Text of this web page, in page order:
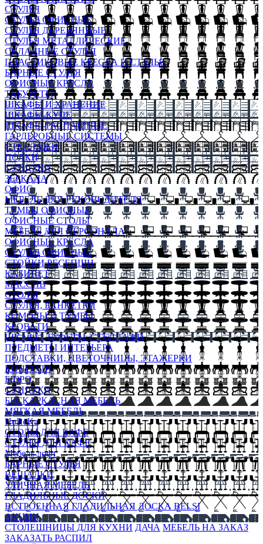
СТУЛЬЯ
СТУЛЬЯ ОФИСНЫЕ
СТУЛЬЯ ДЕРЕВЯННЫЕ
СТУЛЬЯ МЕТАЛЛИЧЕСКИЕ
СКЛАДНЫЕ СТУЛЬЯ
ПЛАСТИКОВЫЕ КРЕСЛА И СТУЛЬЯ
БАРНЫЕ СТУЛЬЯ
ОФИСНЫЕ КРЕСЛА
ТАБУРЕТЫ
ШКАФЫ И ХРАНЕНИЕ
ШКАФЫ-КУПЕ
ШКАФЫ-РАСПАШНЫЕ
ГАРДЕРОБНЫЕ СИСТЕМЫ
СТЕЛЛАЖИ
ПОЛКИ
СУНДУКИ
ЗЕРКАЛА
ОФИС
МЕБЕЛЬ ДЛЯ РУКОВОДИТЕЛЯ
ТУМБЫ ОФИСНЫЕ
ОФИСНЫЕ СТОЛЫ
МЕБЕЛЬ ДЛЯ ПЕРСОНАЛА
ОФИСНЫЕ КРЕСЛА
СТУЛЬЯ ОФИСНЫЕ
СТОЙКИ РЕСЕПШН
КАБИНЕТ
МАССИВ
СТОЛЫ
СТУЛЬЯ, БАНКЕТКИ
КОМОДЫ И ТУМБЫ
КРОВАТИ
ШКАФЫ, БУФЕТЫ, СТЕЛЛАЖИ
ПРЕДМЕТЫ ИНТЕРЬЕРА
ПОДСТАВКИ, ЦВЕТОЧНИЦЫ, ЭТАЖЕРКИ
КОНСОЛИ
БЮРО
СУНДУКИ
БЕСКАРКАСНАЯ МЕБЕЛЬ
МЯГКАЯ МЕБЕЛЬ
HoReKa
СТОЛЫ ДЛЯ КАФЕ
СТУЛЬЯ ДЛЯ КАФЕ
Мебель лофт
БАРНЫЕ СТУЛЬЯ
ВЕШАЛКИ
УЛИЧНАЯ МЕБЕЛЬ
ГЛАДИЛЬНЫЕ ДОСКИ
ВСТРОЕННАЯ ГЛАДИЛЬНАЯ ДОСКА BELSI
АКЦИИ
СТОЛЕШНИЦЫ ДЛЯ КУХНИ ДАЧА МЕБЕЛЬ НА ЗАКАЗ
ЗАКАЗАТЬ РАСПИЛ